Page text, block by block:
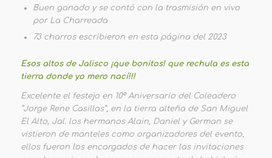
Buen ganado y se contó con la trasmisión en vivo
por La Charreada
73 charros escribieron en esta página del 2023
Esos altos de Jalisco ¡que bonitos! que rechula es esta
tierra donde yo mero nací!!!
Excelente el festejo en 10° Aniversario del Coleadero
“Jorge Rene Casillas”, en la tierra alteña de San Miguel
El Alto, Jal. los hermanos Alain, Daniel y German se
vistieron de manteles como organizadores del evento,
ellos fueron los encargados de hacer las invitaciones